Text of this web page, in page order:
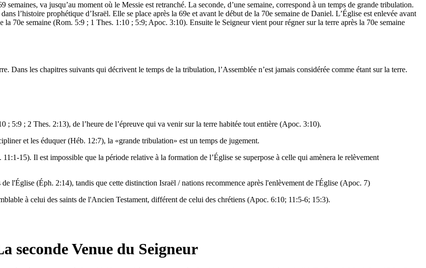
va jusqu’au moment où le Messie est retranché. La seconde, d’une semaine, correspond à un temps de grande tribulation.
l’histoire prophétique d’Israël. Elle se place après la 69e et avant le début de la 70e semaine de Daniel. L’Église est enlevée avant
70e semaine (Rom. 5:9 ; 1 Thes. 1:10 ; 5:9; Apoc. 3:10). Ensuite le Seigneur vient pour régner sur la terre après la 70e semaine
Dans les chapitres suivants qui décrivent le temps de la tribulation, l’Assemblée n’est jamais considérée comme étant sur la terre.
; 5:9 ; 2 Thes. 2:13), de l’heure de l’épreuve qui va venir sur la terre habitée tout entière (Apoc. 3:10).
et les éduquer (Héb. 12:7), la «grande tribulation» est un temps de jugement.
15). Il est impossible que la période relative à la formation de l’Église se superpose à celle qui amènera le relèvement
l'Église (Éph. 2:14), tandis que cette distinction Israël / nations recommence après l'enlèvement de l'Église (Apoc. 7)
à celui des saints de l'Ancien Testament, différent de celui des chrétiens (Apoc. 6:10; 11:5-6; 15:3).
seconde Venue du Seigneur